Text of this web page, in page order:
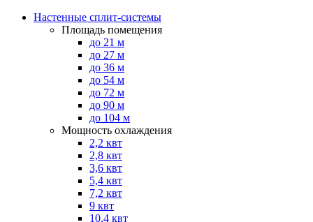
Настенные сплит-системы
Площадь помещения
до 21 м
до 27 м
до 36 м
до 54 м
до 72 м
до 90 м
до 104 м
Мощность охлаждения
2,2 квт
2,8 квт
3,6 квт
5,4 квт
7,2 квт
9 квт
10,4 квт